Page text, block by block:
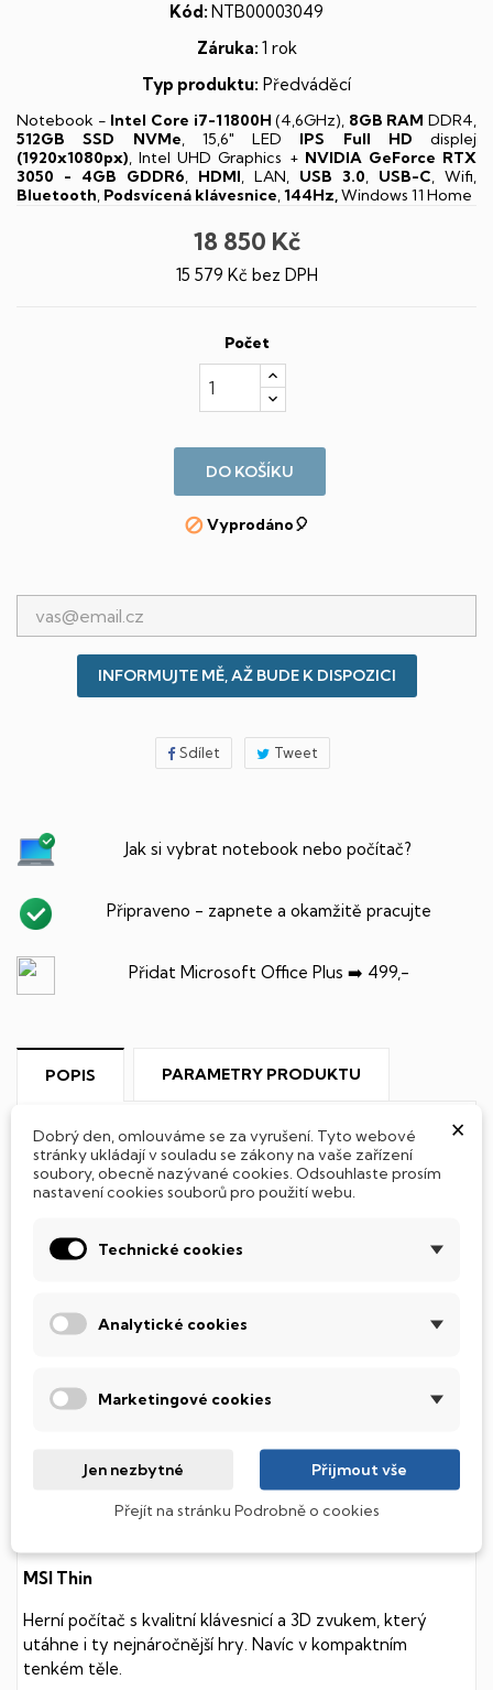
Kód: NTB00003049
Záruka: 1 rok
Typ produktu: Předváděcí
Notebook - Intel Core i7-11800H(4,6GHz), 8GB RAM DDR4,
512GB SSD NVMe, 15,6" LED IPS Full HD displej
(1920x1080px), Intel UHD Graphics + NVIDIA GeForce RTX
3050 - 4GB GDDR6, HDMI, LAN, USB 3.0, USB-C, Wifi,
Bluetooth, Podsvícená klávesnice,144Hz,Windows 11 Home
18 850 Kč
15 579 Kč bez DPH
Počet
DO KOŠÍKU
Vyprodáno🎈
INFORMUJTE MĚ, AŽ BUDE K DISPOZICI
Sdílet Tweet
Jak si vybrat notebook nebo počítač?
Připraveno - zapnete a okamžitě pracujte
Přidat Microsoft Office Plus ➡️ 499,-
POPIS PARAMETRY PRODUKTU
Tento notebook je vybaven
(Solid State Drive)
součástmi a je tak mnohem méně náchylný
mnohem rychlejšípráci s daty.
Integrovaný systém úsporných LED diod osvítí jednotlivé
klávesy tak, aby byly krásně čitelné i během temné noci,
MSI Thin
Herní počítač s kvalitní klávesnicí a 3D zvukem, který
utáhne i ty nejnáročnější hry. Navíc v kompaktním
tenkém těle.
×
Dobrý den, omlouváme se za vyrušení. Tyto webové
stránky ukládají v souladu se zákony na vaše zařízení
soubory, obecně nazývané cookies. Odsouhlaste prosím
nastavení cookies souborů pro použití webu.
Technické cookies
Analytické cookies
Marketingové cookies
Jen nezbytné Přijmout vše
Přejít na stránku Podrobně o cookies